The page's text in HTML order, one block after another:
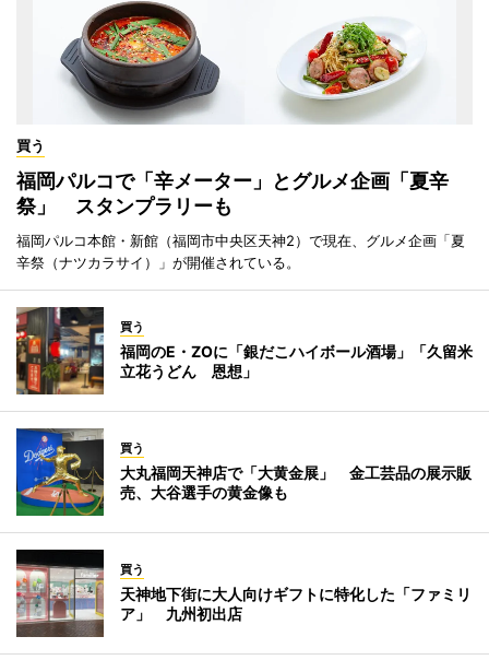
買う
福岡パルコで「辛メーター」とグルメ企画「夏辛
祭」 スタンプラリーも
福岡パルコ本館・新館（福岡市中央区天神2）で現在、グルメ企画「夏
辛祭（ナツカラサイ）」が開催されている。
買う
福岡のE・ZOに「銀だこハイボール酒場」「久留米
立花うどん 恩想」
買う
大丸福岡天神店で「大黄金展」 金工芸品の展示販
売、大谷選手の黄金像も
買う
天神地下街に大人向けギフトに特化した「ファミリ
ア」 九州初出店